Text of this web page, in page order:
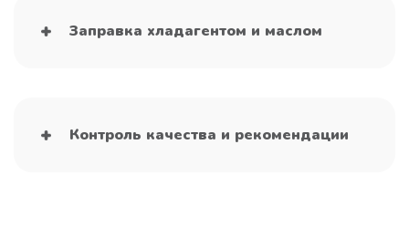
Заправка хладагентом и маслом
Контроль качества и рекомендации